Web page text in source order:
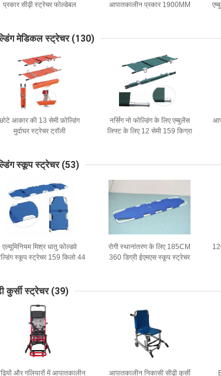
प्रकार सीढ़ी स्ट्रेचर फोल्डेबल
आपातकालीन प्रकार 1900MM
मेडिकल स्ट्रेचर (130)
छोटे आकार की 13 सेमी फ़ोल्डिंग
मुर्दाघर स्ट्रेचर ट्रॉली
नर्सिंग नो फोल्डिंग के लिए एम्बुलेंस
लिफ्ट के लिए 12 सेमी 159 किग्रा
स्कूप स्ट्रेचर (53)
एल्यूमिनियम मिश्र धातु फोल्डवे
स्कूप स्ट्रेचर 159 किलो 44
रोगी स्थानांतरण के लिए 185CM
360 डिग्री ईएमएस स्कूप स्ट्रेचर
कुर्सी स्ट्रेचर (39)
और गलियारों में आपातकालीन
आपातकालीन निकासी सीढ़ी कुर्सी